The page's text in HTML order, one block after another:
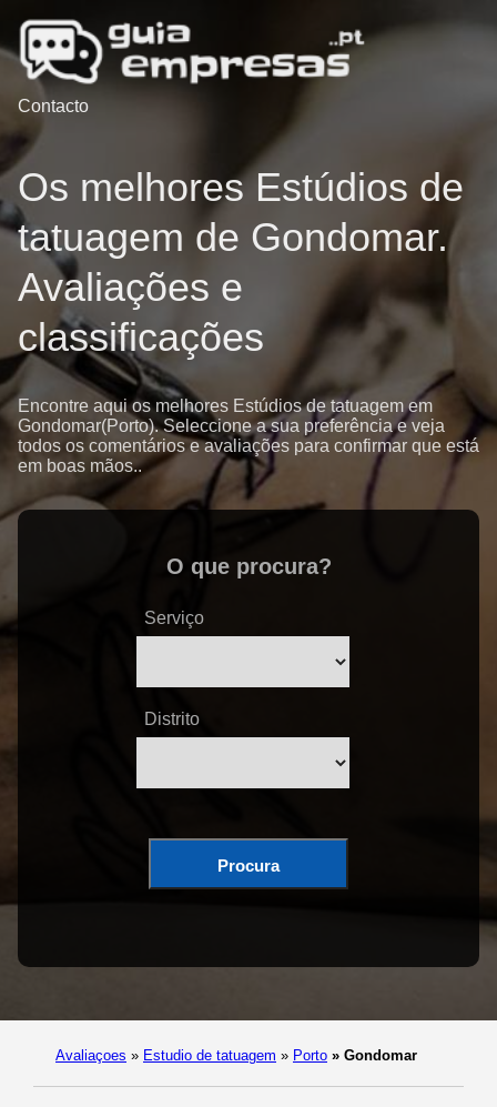
Contacto
Os melhores Estúdios de
tatuagem de Gondomar.
Avaliações e
classificações
Encontre aqui os melhores Estúdios de tatuagem em
Gondomar(Porto). Seleccione a sua preferência e veja
todos os comentários e avaliações para confirmar que está
em boas mãos..
O que procura?
Serviço
Distrito
Procura
Avaliaçoes » Estudio de tatuagem » Porto » Gondomar